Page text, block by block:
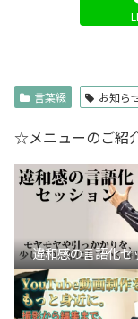
言葉綴 お知ら
☆メニューのご紹
違和感の言語化セ